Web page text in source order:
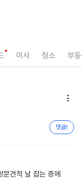
이사 청소 부

댓글1
견적 날 잡는 증에